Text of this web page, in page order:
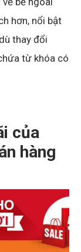
hơn, nổi bật
thay đổi
từ khóa có
của
hàng